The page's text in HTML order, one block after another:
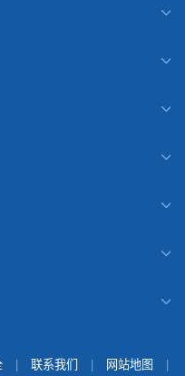
联系我们 网站地图